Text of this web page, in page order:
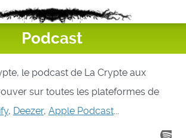
Podcast
le podcast de La Crypte aux
sur toutes les plateformes de
, Deezer, Apple Podcast...